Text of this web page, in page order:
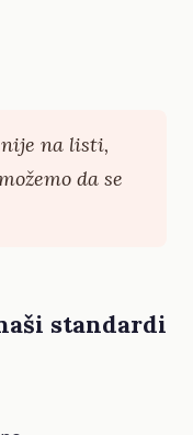
nije na listi,
da se
standardi